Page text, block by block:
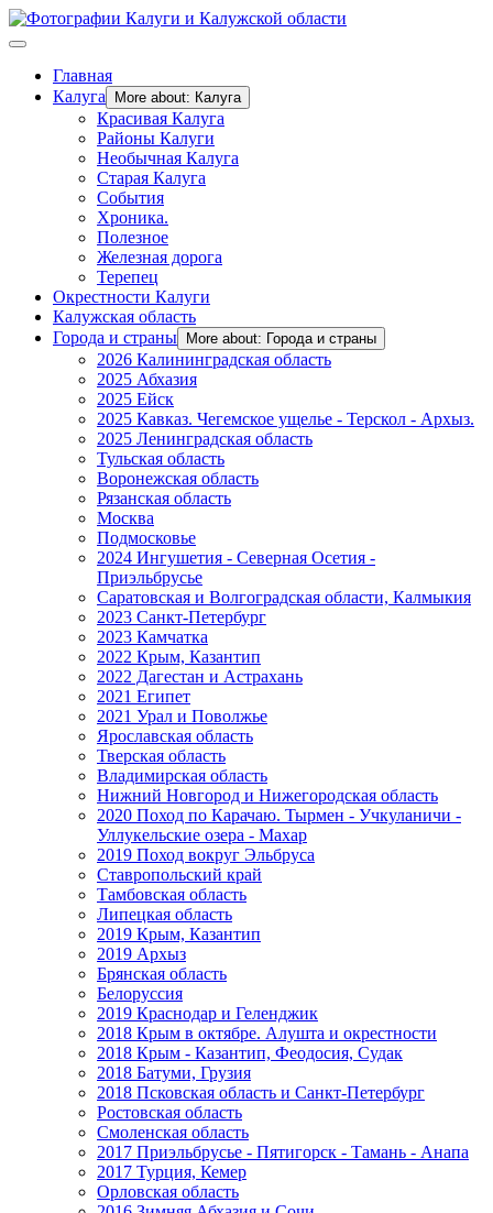
Главная
Калуга
More about: Калуга
Красивая Калуга
Районы Калуги
Необычная Калуга
Старая Калуга
События
Хроника.
Полезное
Железная дорога
Терепец
Окрестности Калуги
Калужская область
Города и страны
More about: Города и страны
2026 Калининградская область
2025 Абхазия
2025 Ейск
2025 Кавказ. Чегемское ущелье - Терскол - Архыз.
2025 Ленинградская область
Тульская область
Воронежская область
Рязанская область
Москва
Подмосковье
2024 Ингушетия - Северная Осетия -
Приэльбрусье
Саратовская и Волгоградская области, Калмыкия
2023 Санкт-Петербург
2023 Камчатка
2022 Крым, Казантип
2022 Дагестан и Астрахань
2021 Египет
2021 Урал и Поволжье
Ярославская область
Тверская область
Владимирская область
Нижний Новгород и Нижегородская область
2020 Поход по Карачаю. Тырмен - Учкуланичи -
Уллукельские озера - Махар
2019 Поход вокруг Эльбруса
Ставропольский край
Тамбовская область
Липецкая область
2019 Крым, Казантип
2019 Архыз
Брянская область
Белоруссия
2019 Краснодар и Геленджик
2018 Крым в октябре. Алушта и окрестности
2018 Крым - Казантип, Феодосия, Судак
2018 Батуми, Грузия
2018 Псковская область и Санкт-Петербург
Ростовская область
Смоленская область
2017 Приэльбрусье - Пятигорск - Тамань - Анапа
2017 Турция, Кемер
Орловская область